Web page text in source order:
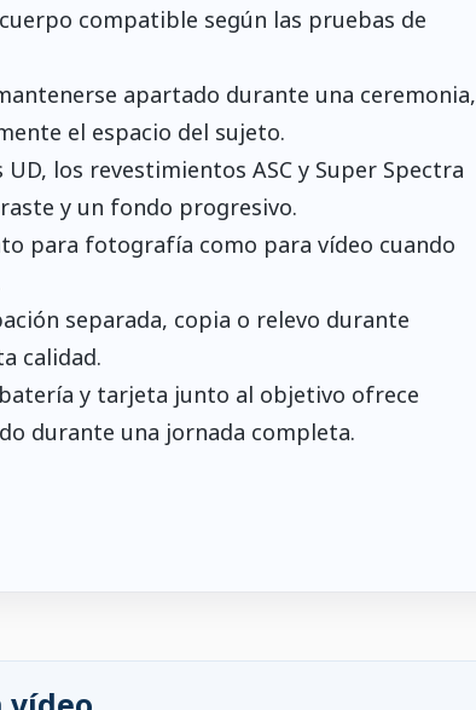
compatible según las pruebas de
apartado durante una ceremonia,
el espacio del sujeto.
UD, los revestimientos ASC y Super Spectra
y un fondo progresivo.
para fotografía como para vídeo cuando
separada, copia o relevo durante
calidad.
y tarjeta junto al objetivo ofrece
durante una jornada completa.